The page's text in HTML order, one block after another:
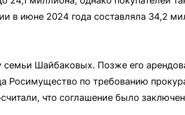
в июне 2024 года составляла 34,2
Шайбаковых. Позже его
Росимущество по требованию
что соглашение было